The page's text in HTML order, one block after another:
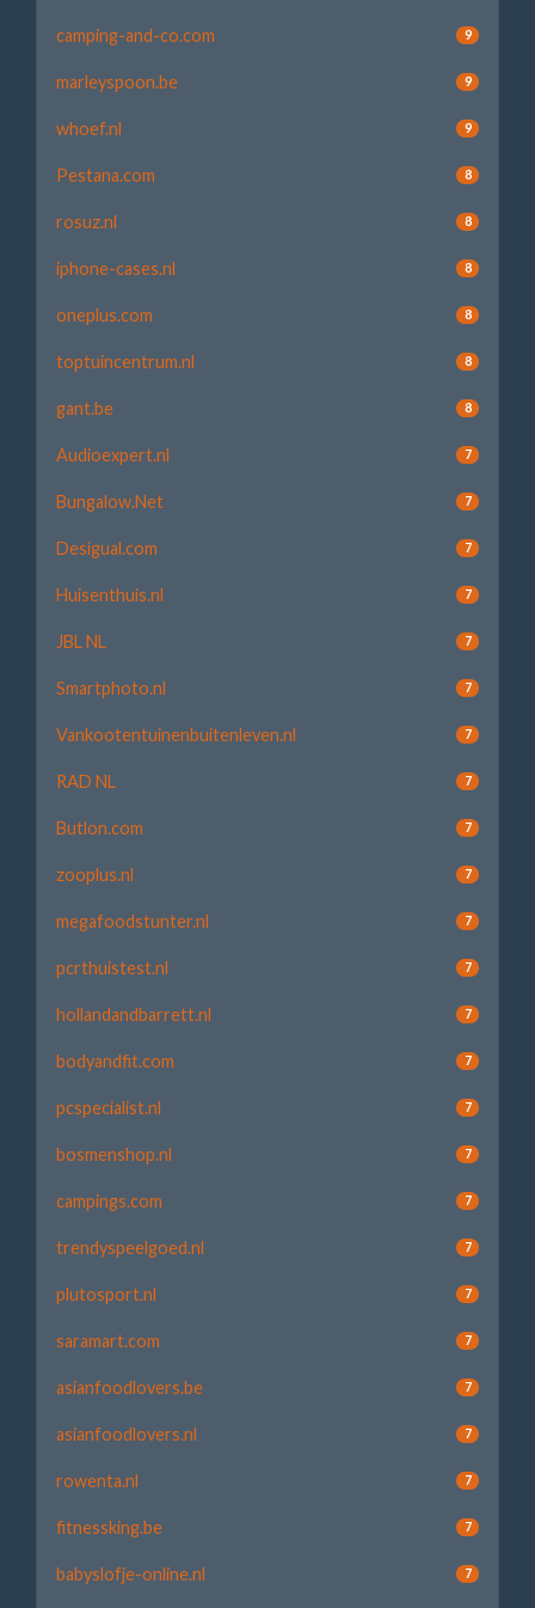
camping-and-co.com 9
marleyspoon.be 9
whoef.nl 9
Pestana.com 8
rosuz.nl 8
iphone-cases.nl 8
oneplus.com 8
toptuincentrum.nl 8
gant.be 8
Audioexpert.nl 7
Bungalow.Net 7
Desigual.com 7
Huisenthuis.nl 7
JBL NL 7
Smartphoto.nl 7
Vankootentuinenbuitenleven.nl 7
RAD NL 7
Butlon.com 7
zooplus.nl 7
megafoodstunter.nl 7
pcrthuistest.nl 7
hollandandbarrett.nl 7
bodyandfit.com 7
pcspecialist.nl 7
bosmenshop.nl 7
campings.com 7
trendyspeelgoed.nl 7
plutosport.nl 7
saramart.com 7
asianfoodlovers.be 7
asianfoodlovers.nl 7
rowenta.nl 7
fitnessking.be 7
babyslofje-online.nl 7